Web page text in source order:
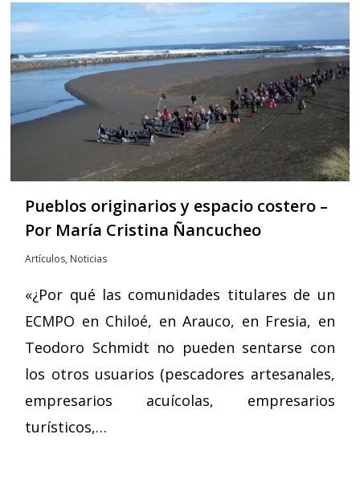
Pueblos originarios y espacio costero –
Por María Cristina Ñancucheo
Artículos, Noticias
«¿Por qué las comunidades titulares de un
ECMPO en Chiloé, en Arauco, en Fresia, en
Teodoro Schmidt no pueden sentarse con
los otros usuarios (pescadores artesanales,
empresarios acuícolas, empresarios
turísticos,…